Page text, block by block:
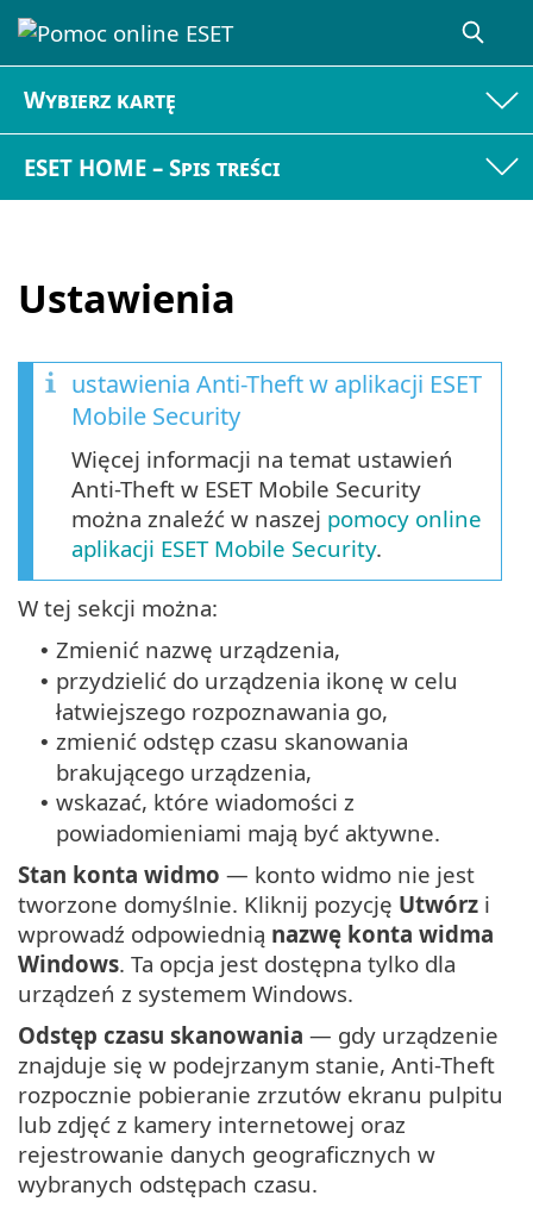
Wybierz kartę
ESET HOME – Spis treści
Ustawienia
ustawienia Anti-Theft w aplikacji ESET
Mobile Security
Więcej informacji na temat ustawień
Anti-Theft w ESET Mobile Security
można znaleźć w naszej pomocy online
aplikacji ESET Mobile Security.
W tej sekcji można:
• Zmienić nazwę urządzenia,
• przydzielić do urządzenia ikonę w celu
łatwiejszego rozpoznawania go,
• zmienić odstęp czasu skanowania
brakującego urządzenia,
• wskazać, które wiadomości z
powiadomieniami mają być aktywne.
Stan konta widmo — konto widmo nie jest
tworzone domyślnie. Kliknij pozycję Utwórz i
wprowadź odpowiednią nazwę konta widma
Windows. Ta opcja jest dostępna tylko dla
urządzeń z systemem Windows.
Odstęp czasu skanowania — gdy urządzenie
znajduje się w podejrzanym stanie, Anti-Theft
rozpocznie pobieranie zrzutów ekranu pulpitu
lub zdjęć z kamery internetowej oraz
rejestrowanie danych geograficznych w
wybranych odstępach czasu.